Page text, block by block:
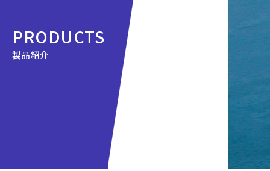
PRODUCTS
製品紹介